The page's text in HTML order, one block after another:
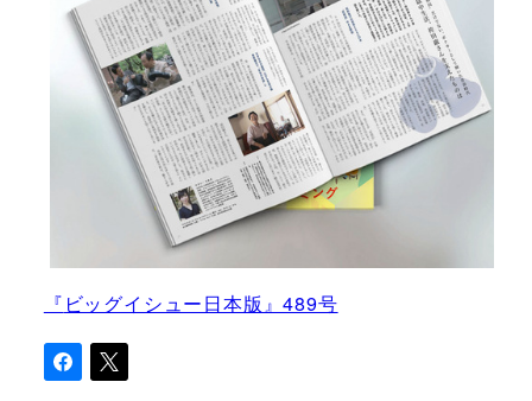
『 ビッグイシュー日本版』489号